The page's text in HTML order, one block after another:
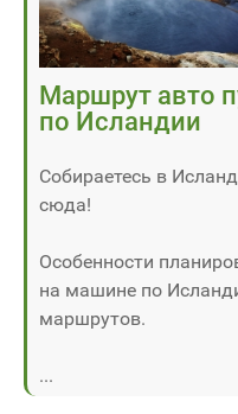
Маршрут авто
по Исландии
Собираетесь в
сюда!
Особенности
на машине по
маршрутов.
...